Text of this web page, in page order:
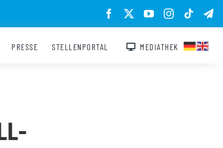
PRESSE STELLENPORTAL MEDIATHEK
P